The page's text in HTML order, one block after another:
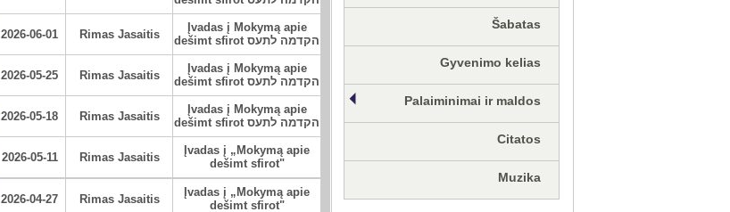
2026-06-01 Rimas Jasaitis
Įvadas į Mokymą apie
dešimt sfirot הקדמה לתעס
2026-05-25 Rimas Jasaitis
Įvadas į Mokymą apie
dešimt sfirot הקדמה לתעס
2026-05-18 Rimas Jasaitis
Įvadas į Mokymą apie
dešimt sfirot הקדמה לתעס
2026-05-11 Rimas Jasaitis
Įvadas į „Mokymą apie
dešimt sfirot"
2026-04-27 Rimas Jasaitis
Įvadas į „Mokymą apie
dešimt sfirot"
Šabatas
Gyvenimo kelias
Palaiminimai ir maldos
Citatos
Muzika